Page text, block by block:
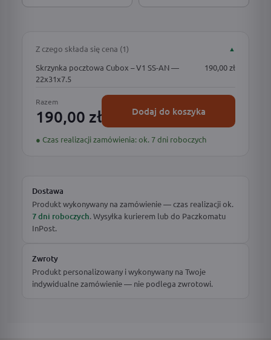
Z czego składa się cena (1) ▲
Skrzynka pocztowa Cubox – V1 SS-AN —
22x31x7.5
190,00 zł
Razem
190,00 zł Dodaj do koszyka
● Czas realizacji zamówienia: ok. 7 dni roboczych
Dostawa
Produkt wykonywany na zamówienie — czas realizacji ok.
7 dni roboczych. Wysyłka kurierem lub do Paczkomatu
InPost.
Zwroty
Produkt personalizowany i wykonywany na Twoje
indywidualne zamówienie — nie podlega zwrotowi.